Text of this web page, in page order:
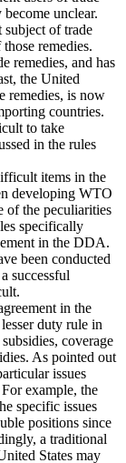
unclear.
subject of trade
remedies.
remedies, and has
the United
remedies, is now
countries.
to take
in the rules
items in the
developing WTO
of the peculiarities
specifically
in the DDA.
been conducted
successful
in the
duty rule in
coverage
As pointed out
issues
example, the
specific issues
positions since
a traditional
States may